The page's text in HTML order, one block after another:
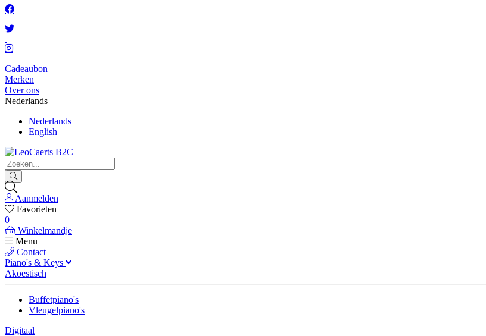
Cadeaubon
Merken
Over ons
Nederlands
Nederlands
English
Aanmelden
Favorieten
0
Winkelmandje
Menu
Contact
Piano's & Keys
Akoestisch
Buffetpiano's
Vleugelpiano's
Digitaal